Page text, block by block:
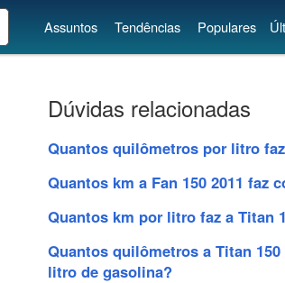
Assuntos Tendências Populares
Dúvidas relacionadas
Quantos quilômetros por litro
Quantos km a Fan 150 2011 faz
Quantos km por litro faz a Titan
Quantos quilômetros a Titan 150
litro de gasolina?